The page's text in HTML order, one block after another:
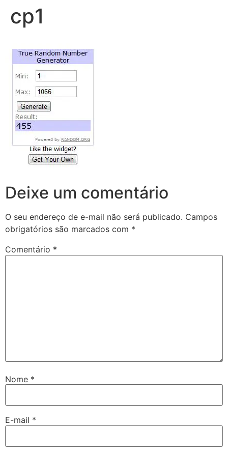
cp1
Deixe um comentário
O seu endereço de e-mail não será publicado. Campos
obrigatórios são marcados com *
Comentário *
Nome *
E-mail *